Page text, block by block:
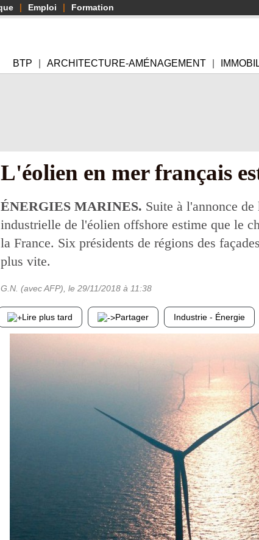
Emploi Formation
BTP ARCHITECTURE-AMÉNAGEMENT
L'éolien en mer français
ÉNERGIES MARINES. Suite à l'annonce
industrielle de l'éolien offshore estime que le
la France. Six présidents de régions des
plus vite.
G.N. (avec AFP) , le 29/11/2018 à 11:38
Lire plus tard Partager Industrie - Énergie